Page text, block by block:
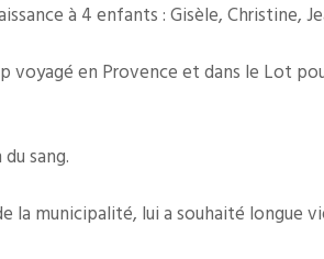
à 4 enfants : Gisèle, Christine,
voyagé en Provence et dans le Lot
sang.
la municipalité, lui a souhaité longue